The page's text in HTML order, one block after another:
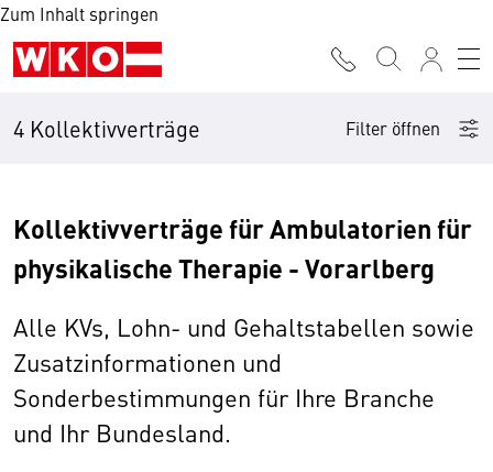
Zum Inhalt springen
4 Kollektivverträge Filter öffnen
Kollektivverträge für Ambulatorien für
physikalische Therapie - Vorarlberg
Alle KVs, Lohn- und Gehaltstabellen sowie
Zusatzinformationen und
Sonderbestimmungen für Ihre Branche
und Ihr Bundesland.